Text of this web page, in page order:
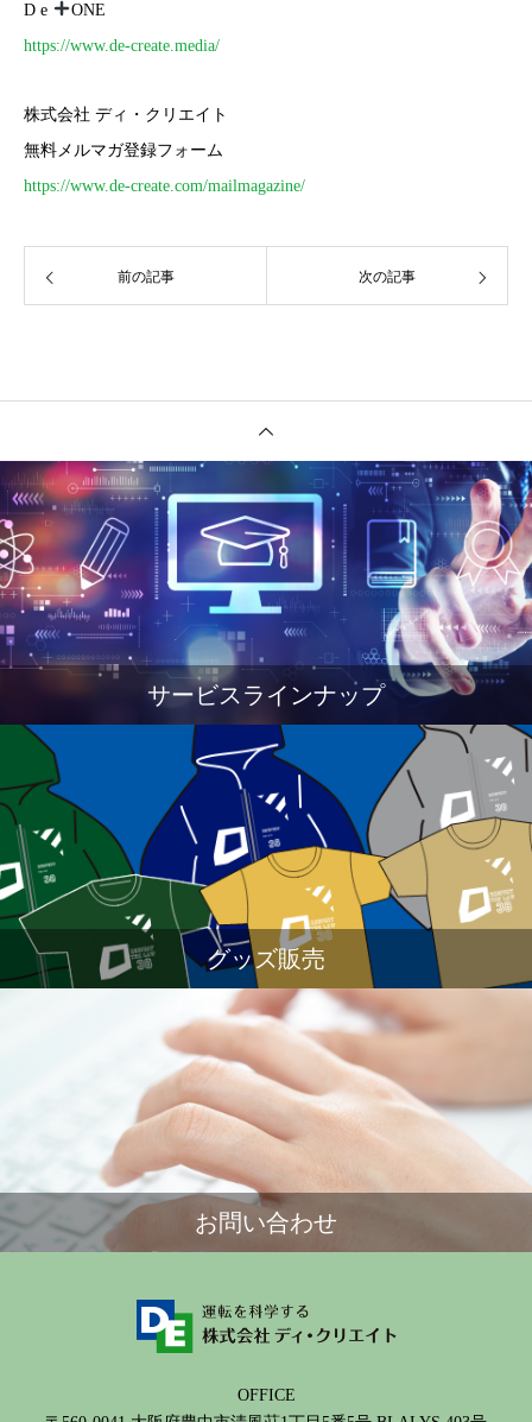
D e
ONE
https://www.de-create.media/
株式会社 ディ・クリエイト
無料メルマガ登録フォーム
https://www.de-create.com/mailmagazine/
前の記事 次の記事
サービスラインナップ
グッズ販売
お問い合わせ
OFFICE